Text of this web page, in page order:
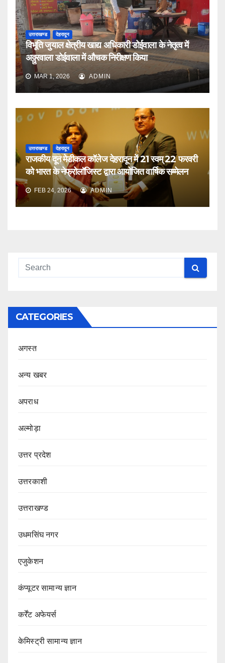
उत्तराखण्ड देहरादून
विभूति जुयाल क्षेत्रीय खाद्य अधिकारी डोईवाला के नेतृत्व में
अठ्ठुरवाला डोईवाला में औचक निरीक्षण किया
MAR 1, 2026 ADMIN
उत्तराखण्ड देहरादून
राजकीय दून मेडीकल कॉलेज देहरादून में 21 स्वम् 22 फरवरी
को भारत के नेफ्रोलॉजिस्ट द्वारा आयोजित वार्षिक सम्मेलन
FEB 24, 2026 ADMIN
CATEGORIES
अगस्त
अन्य खबर
अपराध
अल्मोड़ा
उत्तर प्रदेश
उत्तरकाशी
उत्तराखण्ड
उधमसिंघ नगर
एजुकेशन
कंप्यूटर सामान्य ज्ञान
कर्रेंट अफेयर्स
केमिस्ट्री सामान्य ज्ञान